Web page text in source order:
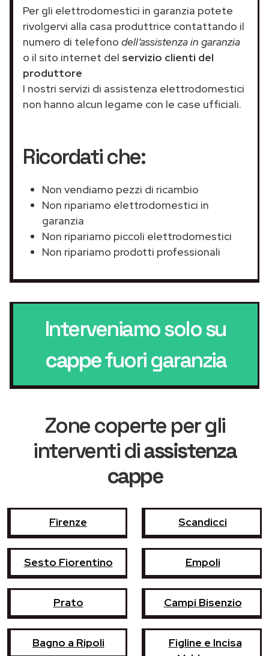
Per gli elettrodomestici in garanzia potete
rivolgervi alla casa produttrice contattando il
numero di telefono dell’assistenza in garanzia
o il sito internet del servizio clienti del
produttore
I nostri servizi di assistenza elettrodomestici
non hanno alcun legame con le case ufficiali.
Ricordati che:
Non vendiamo pezzi di ricambio
Non ripariamo elettrodomestici in
garanzia
Non ripariamo piccoli elettrodomestici
Non ripariamo prodotti professionali
Interveniamo solo su
cappefuori garanzia
Zone coperte per gli
interventi diassistenza
cappe
Firenze Scandicci
Sesto Fiorentino Empoli
Prato Campi Bisenzio
Bagno a Ripoli
Figline e Incisa